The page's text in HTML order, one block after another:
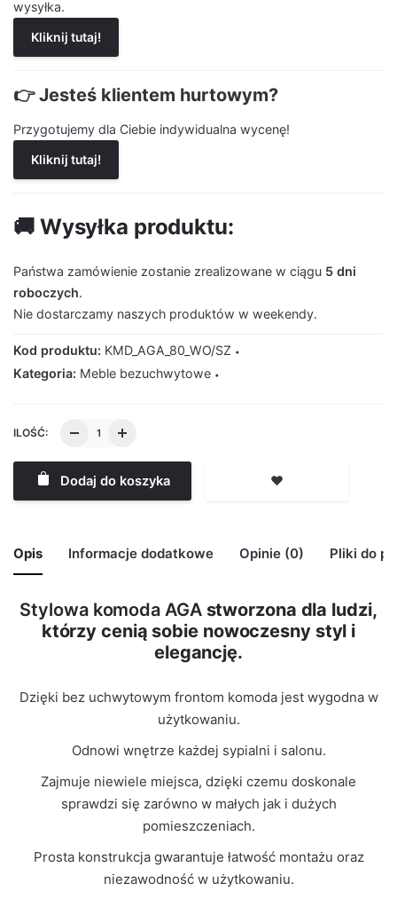
wysyłka.
Kliknij tutaj!
👉 Jesteś klientem hurtowym?
Przygotujemy dla Ciebie indywidualna wycenę!
Kliknij tutaj!
🚚 Wysyłka produktu:
Państwa zamówienie zostanie zrealizowane w ciągu 5 dni
roboczych.
Nie dostarczamy naszych produktów w weekendy.
Kod produktu: KMD_AGA_80_WO/SZ
Kategoria: Meble bezuchwytowe
ILOŚĆ:
Dodaj do koszyka ❤️
Opis Informacje dodatkowe Opinie (0) Pliki do
Stylowa komoda AGAstworzona dla ludzi,
którzy cenią sobie nowoczesny styl i
elegancję.
Dzięki bez uchwytowym frontom komoda jest wygodna w
użytkowaniu.
Odnowi wnętrze każdej sypialni i salonu.
Zajmuje niewiele miejsca, dzięki czemu doskonale
sprawdzi się zarówno w małych jak i dużych
pomieszczeniach.
Prosta konstrukcja gwarantuje łatwość montażu oraz
niezawodność w użytkowaniu.
Waga 29 kg
Szary Mat
paczek
Rolkowe
🙁 Nie ma jeszcze opinii o tym produkcie..
Only logged in customers who have purchased this